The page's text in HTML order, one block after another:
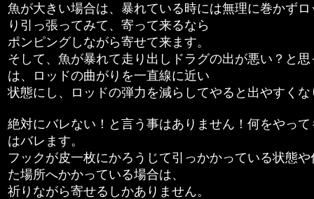
魚が大きい場合は、暴れている時には無理に巻かず
り引っ張ってみて、寄って来るなら
ポンピングしながら寄せて来ます。
そして、魚が暴れて走り出しドラグの出が悪い？と
は、ロッドの曲がりを一直線に近い
状態にし、ロッドの弾力を減らしてやると出やすくな
絶対にバレない！と言う事はありません！何をやっ
はバレます。
フックが皮一枚にかろうじて引っかかっている状態
た場所へかかっている場合は、
祈りながら寄せるしかありません。